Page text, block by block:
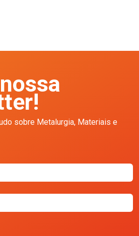
sobre Metalurgia, Materiais e